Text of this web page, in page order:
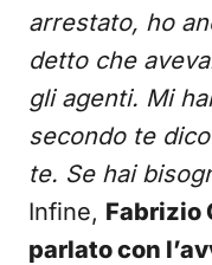
arrestato, ho
detto che
gli agenti. Mi
secondo te
te. Se hai
Infine, Fabrizio
parlato con